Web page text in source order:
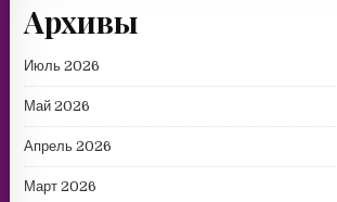
Архивы
Июль 2026
Май 2026
Апрель 2026
Март 2026